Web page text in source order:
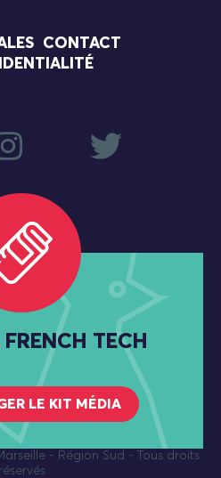
CONTACT
FRENCH TECH
LE KIT MÉDIA
- Région Sud - Tous droits
réservés